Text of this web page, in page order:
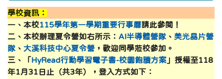
學校資訊：
一、本校115學年第一學期重要行事曆請此參閱！
二、本校辦理夏令營如右所示： AI半導體營隊 、 美光晶片營
隊 、 大溪科技中心夏令營 ，歡迎同學蒞校參加。
三、「HyRead行動學習電子書-校園飽讀方案 」授權至118
年1月31日止（共3年），登入方式如下：